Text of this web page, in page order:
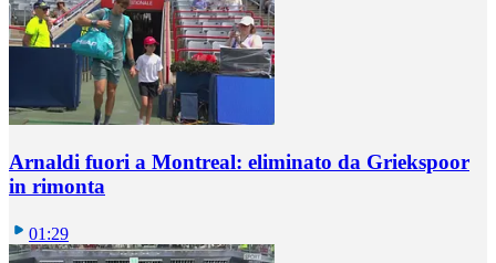
Arnaldi fuori a Montreal: eliminato da Griekspoor
in rimonta
01:29